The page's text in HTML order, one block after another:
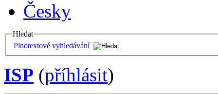
Česky
Hledat
Plnotextové vyhledávání
ISP (příhlásit)